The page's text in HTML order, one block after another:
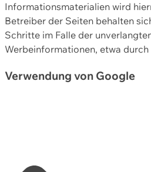
Informationsmaterialien wird
Betreiber der Seiten behalten
Schritte im Falle der
Werbeinformationen, etwa durch
Verwendung von Google